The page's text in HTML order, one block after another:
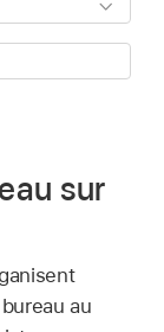
sur
au